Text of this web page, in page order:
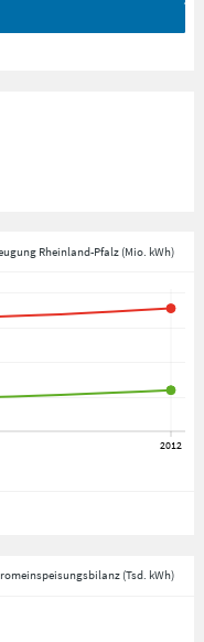
Rheinland-Pfalz (Mio. kWh)
(Tsd. kWh)